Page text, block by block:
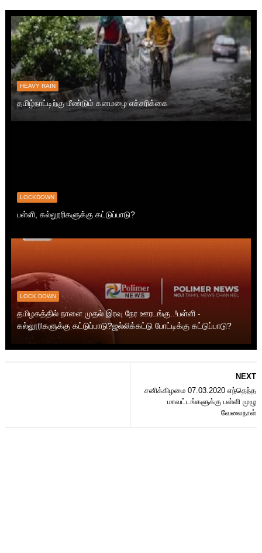
HEAVY RAIN
தமிழ்நாட்டிற்கு மீண்டும் கனமழை எச்சரிக்கை
LOCKDOWN
பள்ளி, கல்லூரிகளுக்கு கட்டுப்பாடு?
LOCK DOWN
தமிழகத்தில் நாளை முதல் இரவு நேர ஊரடங்கு..!பள்ளி -
கல்லூரிகளுக்கு கட்டுப்பாடு?ஜல்லிக்கட்டு போட்டிக்கு கட்டுப்பாடு?
NEXT
சனிக்கிழமை 07.03.2020 எந்தெந்த
மாவட்டங்களுக்கு பள்ளி முழு
வேலைநாள்